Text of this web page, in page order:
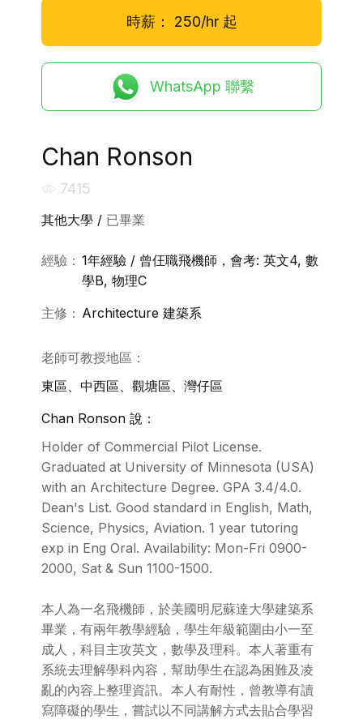
時薪： 250/hr起
WhatsApp 聯繫
Chan Ronson
7415
其他大學 / 已畢業
經驗： 1年經驗 / 曾仼職飛機師，會考: 英文4, 數
學B, 物理C
主修： Architecture 建築系
老師可教授地區：
東區、中西區、觀塘區、灣仔區
Chan Ronson 說：
Holder of Commercial Pilot License.
Graduated at University of Minnesota (USA)
with an Architecture Degree. GPA 3.4/4.0.
Dean's List. Good standard in English, Math,
Science, Physics, Aviation. 1 year tutoring
exp in Eng Oral. Availability: Mon-Fri 0900-
2000, Sat & Sun 1100-1500.
本人為一名飛機師，於美國明尼蘇達大學建築系
畢業，有兩年教學經驗，學生年級範圍由小一至
成人，科目主攻英文，數學及理科。本人著重有
系統去理解學科內容，幫助學生在認為困難及凌
亂的內容上整理資訊。本人有耐性，曾教導有讀
寫障礙的學生，嘗試以不同講解方式去貼合學習